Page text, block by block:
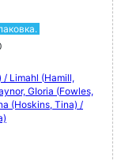
/ Limahl (Hamill,
GIoria (Fowles,
(Hoskins, Tina) /